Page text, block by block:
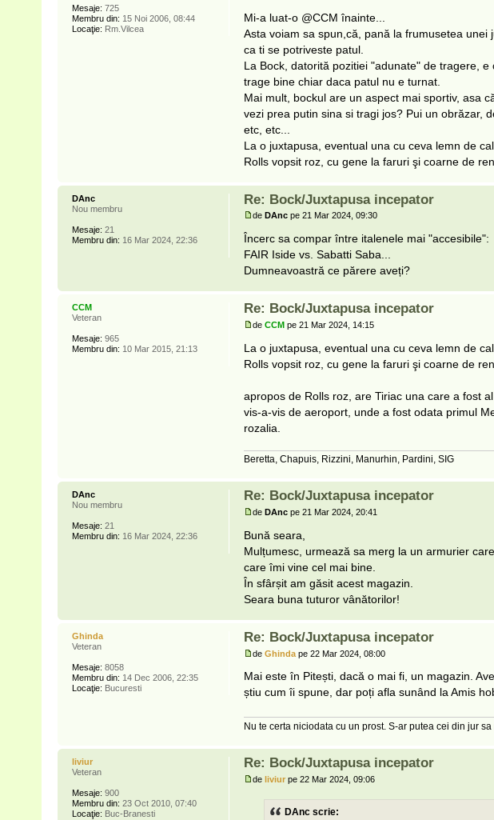
Mi-a luat-o @CCM înainte...
Asta voiam sa spun,că, pană la frumusetea
ca ti se potriveste patul.
La Bock, datorită pozitiei "adunate" de tragere,
trage bine chiar daca patul nu e turnat.
Mai mult, bockul are un aspect mai sportiv, asa
vezi prea putin sina si tragi jos? Pui un obrăzar,
etc, etc...
La o juxtapusa, eventual una cu ceva lemn de
Rolls vopsit roz, cu gene la faruri şi coarne de ren
Mesaje: 725
Membru din: 15 Noi 2006, 08:44
Locaţie: Rm.Vilcea
Re: Bock/Juxtapusa incepator
de DAncpe 21 Mar 2024, 09:30
Încerc sa compar între italenele mai "accesibile":
FAIR Iside vs. Sabatti Saba...
Dumneavoastră ce părere aveți?
DAnc
Nou membru
Mesaje: 21
Membru din: 16 Mar 2024, 22:36
Re: Bock/Juxtapusa incepator
de CCMpe 21 Mar 2024, 14:15
La o juxtapusa, eventual una cu ceva lemn de
Rolls vopsit roz, cu gene la faruri şi coarne de ren
apropos de Rolls roz, are Tiriac una care a fost
vis-a-vis de aeroport, unde a fost odata primul
rozalia.
Beretta, Chapuis, Rizzini, Manurhin, Pardini, SIG
CCM
Veteran
Mesaje: 965
Membru din: 10 Mar 2015, 21:13
Re: Bock/Juxtapusa incepator
de DAncpe 21 Mar 2024, 20:41
Bună seara,
Mulțumesc, urmează sa merg la un armurier
care îmi vine cel mai bine.
În sfârșit am găsit acest magazin.
Seara buna tuturor vânătorilor!
DAnc
Nou membru
Mesaje: 21
Membru din: 16 Mar 2024, 22:36
Re: Bock/Juxtapusa incepator
de Ghindape 22 Mar 2024, 08:00
Mai este în Pitești, dacă o mai fi, un magazin.
știu cum îi spune, dar poți afla sunând la Amis
Nu te certa niciodata cu un prost. S-ar putea cei din jur sa
Ghinda
Veteran
Mesaje: 8058
Membru din: 14 Dec 2006, 22:35
Locaţie: Bucuresti
Re: Bock/Juxtapusa incepator
de liviurpe 22 Mar 2024, 09:06
DAnc scrie:
liviur
Veteran
Mesaje: 900
Membru din: 23 Oct 2010, 07:40
Locaţie: Buc-Branesti